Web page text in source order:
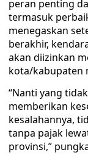
peran penting
termasuk
menegaskan
berakhir,
akan diizinkan
kota/kabupaten
“Nanti yang
memberikan
kesalahannya,
tanpa pajak
provinsi,”